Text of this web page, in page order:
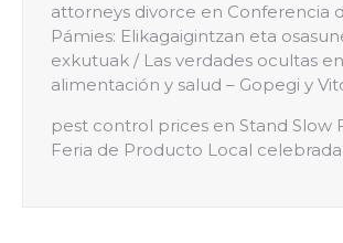
attorneys divorce en Conferencia
Pámies: Elikagaigintzan eta
exkutuak / Las verdades ocultas en
alimentación y salud – Gopegi y
pest control prices en Stand Slow
Feria de Producto Local